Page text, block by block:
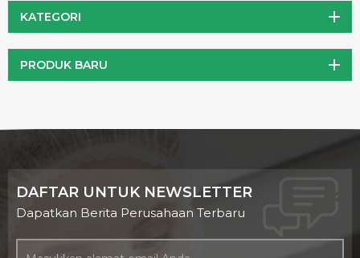
metabolisme energi secara keseluruhan.
KATEGORI
PRODUK BARU
DAFTAR UNTUK NEWSLETTER
Dapatkan Berita Perusahaan Terbaru